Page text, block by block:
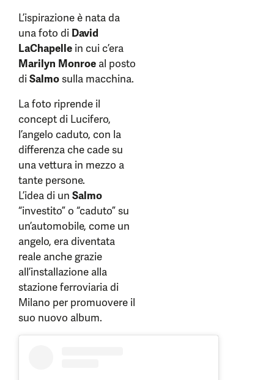
L’ispirazione è nata da
una foto di David
LaChapelle in cui c’era
Marilyn Monroe al posto
diSalmosulla macchina.
La foto riprende il
concept di Lucifero,
l’angelo caduto, con la
differenza che cade su
una vettura in mezzo a
tante persone.
L’idea di un Salmo
“investito” o “caduto” su
un’automobile, come un
angelo, era diventata
reale anche grazie
all’installazione alla
stazione ferroviaria di
Milano per promuovere il
suo nuovo album.